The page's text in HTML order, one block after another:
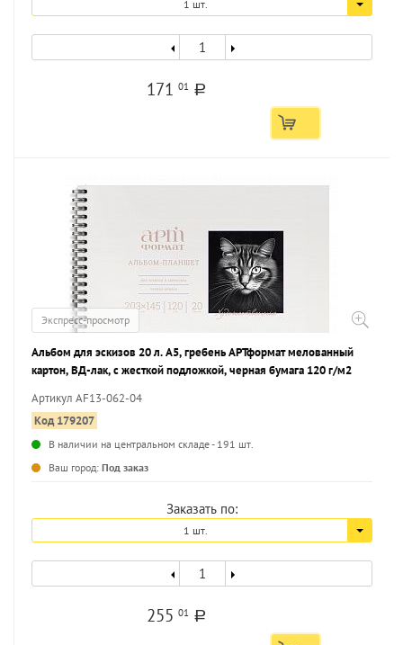
1 шт.
17101 a
Экспресс-просмотр
Альбом для эскизов 20 л. А5, гребень АРТформат мелованный
картон, ВД-лак, с жесткой подложкой, черная бумага 120 г/м2
Артикул AF13-062-04
Код 179207
В наличии на центральном складе - 191 шт.
Ваш город: Под заказ
Заказать по:
1 шт.
25501 a